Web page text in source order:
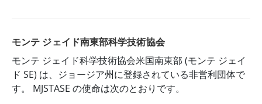
モンテ ジェイド南東部科学技術協会
モンテ ジェイド科学技術協会米国南東部 (モンテ ジェイ
ド SE) は、ジョージア州に登録されている非営利団体で
す。 MJSTASE の使命は次のとおりです。